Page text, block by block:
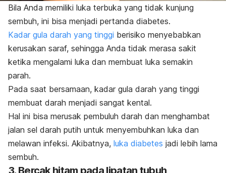
Bila Anda memiliki luka terbuka yang tidak kunjung
sembuh, ini bisa menjadi pertanda diabetes.
Kadar gula darah yang tinggi berisiko menyebabkan
kerusakan saraf, sehingga Anda tidak merasa sakit
ketika mengalami luka dan membuat luka semakin
parah.
Pada saat bersamaan, kadar gula darah yang tinggi
membuat darah menjadi sangat kental.
Hal ini bisa merusak pembuluh darah dan menghambat
jalan sel darah putih untuk menyembuhkan luka dan
melawan infeksi. Akibatnya, luka diabetes jadi lebih lama
sembuh.